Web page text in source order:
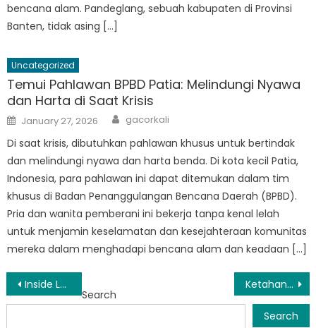
bencana alam. Pandeglang, sebuah kabupaten di Provinsi
Banten, tidak asing […]
Uncategorized
Temui Pahlawan BPBD Patia: Melindungi Nyawa
dan Harta di Saat Krisis
Posted
on
January 27, 2026 Author
gacorkali
Di saat krisis, dibutuhkan pahlawan khusus untuk bertindak
dan melindungi nyawa dan harta benda. Di kota kecil Patia,
Indonesia, para pahlawan ini dapat ditemukan dalam tim
khusus di Badan Penanggulangan Bencana Daerah (BPBD).
Pria dan wanita pemberani ini bekerja tanpa kenal lelah
untuk menjamin keselamatan dan kesejahteraan komunitas
mereka dalam menghadapi bencana alam dan keadaan […]
Post
navigation
Inside Look: Operasional dan Dampak Posko BPBD Pandeglang Ketahanan Masyarakat: Bagaimana BPBD Pandeglang Berdayakan Masyarakat Siaga Menghadapi Bencana
Search
Search